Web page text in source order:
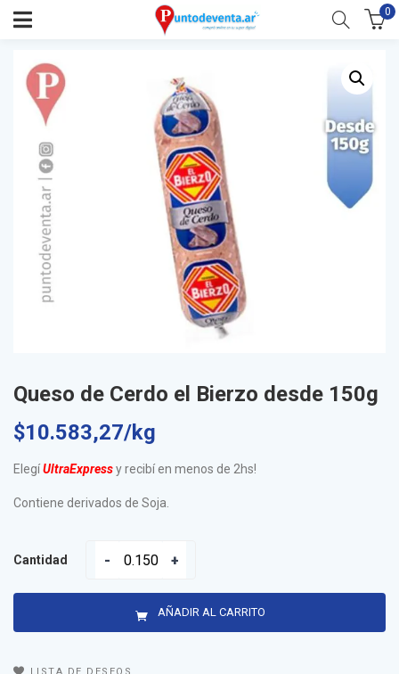
0
Queso de Cerdo el Bierzo desde 150g
$10.583,27/kg
ElegíUltraExpressy recibí en menos de 2hs!
Contiene derivados de Soja.
Cantidad
AÑADIR AL CARRITO